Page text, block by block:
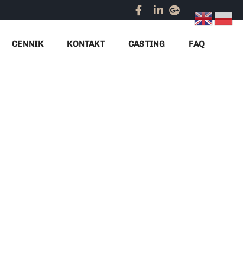
CENNIK KONTAKT CASTING FAQ